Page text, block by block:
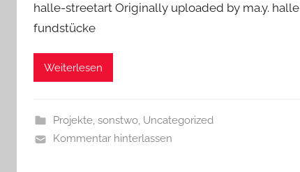
halle-streetart Originally uploaded by ma.y. halle
fundstücke
Weiterlesen
Projekte, sonstwo, Uncategorized
Kommentar hinterlassen